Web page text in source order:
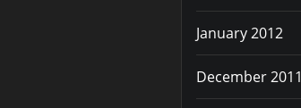
January 2012
December 2011